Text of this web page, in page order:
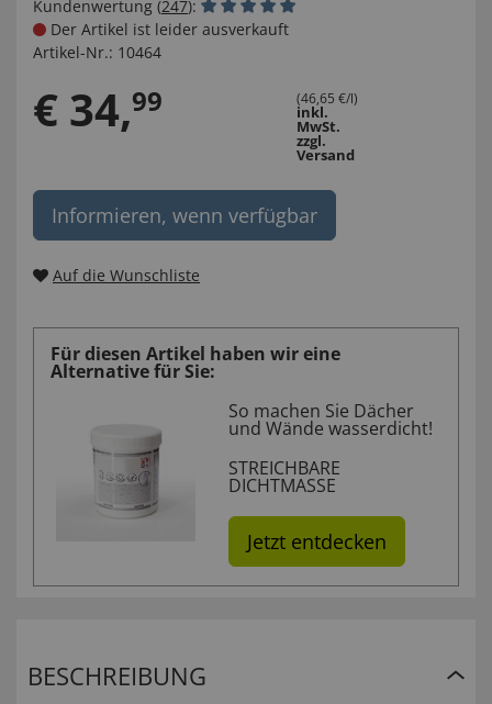
Kundenwertung (247):
Der Artikel ist leider ausverkauft
Artikel-Nr.: 10464
€ 34,99 (46,65 €/l)
inkl.
MwSt.
zzgl.
Versand
Informieren, wenn verfügbar
Auf die Wunschliste
Für diesen Artikel haben wir eine
Alternative für Sie:
So machen Sie Dächer
und Wände wasserdicht!
STREICHBARE
DICHTMASSE
Jetzt entdecken
BESCHREIBUNG